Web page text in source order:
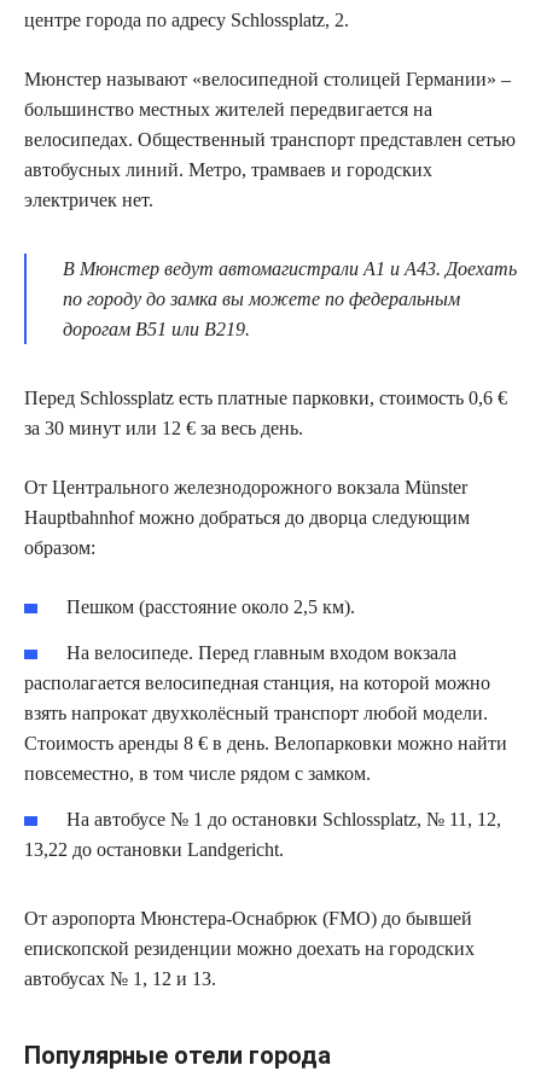
центре города по адресу Schlossplatz, 2.
Мюнстер называют «велосипедной столицей Германии» –
большинство местных жителей передвигается на
велосипедах. Общественный транспорт представлен сетью
автобусных линий. Метро, трамваев и городских
электричек нет.
В Мюнстер ведут автомагистрали A1 и A43. Доехать
по городу до замка вы можете по федеральным
дорогам B51 или B219.
Перед Schlossplatz есть платные парковки, стоимость 0,6 €
за 30 минут или 12 € за весь день.
От Центрального железнодорожного вокзала Münster
Hauptbahnhof можно добраться до дворца следующим
образом:
Пешком (расстояние около 2,5 км).
На велосипеде. Перед главным входом вокзала
располагается велосипедная станция, на которой можно
взять напрокат двухколёсный транспорт любой модели.
Стоимость аренды 8 € в день. Велопарковки можно найти
повсеместно, в том числе рядом с замком.
На автобусе № 1 до остановки Schlossplatz, № 11, 12,
13,22 до остановки Landgericht.
От аэропорта Мюнстера-Оснабрюк (FMO) до бывшей
епископской резиденции можно доехать на городских
автобусах № 1, 12 и 13.
Популярные отели города